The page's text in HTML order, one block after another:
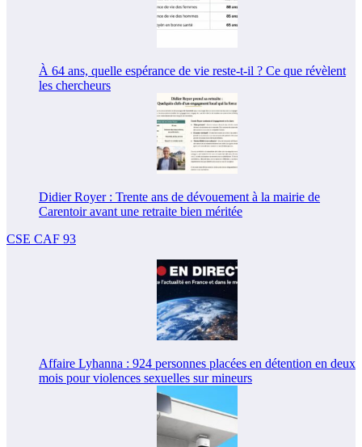
À 64 ans, quelle espérance de vie reste-t-il ? Ce que révèlent
les chercheurs
Didier Royer : Trente ans de dévouement à la mairie de
Carentoir avant une retraite bien méritée
CSE CAF 93
Affaire Lyhanna : 924 personnes placées en détention en deux
mois pour violences sexuelles sur mineurs